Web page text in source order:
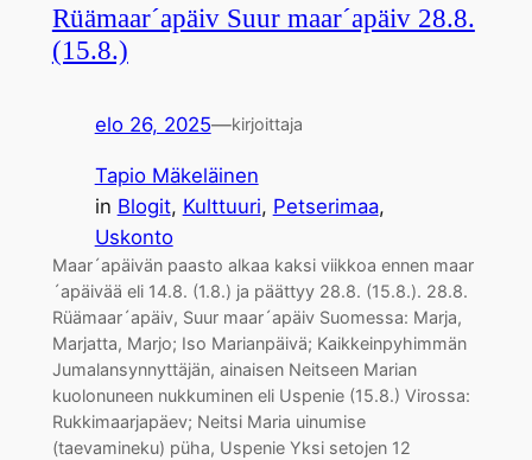
Rüämaar´apäiv Suur maar´apäiv 28.8.
(15.8.)
elo 26, 2025—kirjoittaja
Tapio Mäkeläinen
in Blogit, Kulttuuri, Petserimaa
Uskonto
Maar´apäivän paasto alkaa kaksi viikkoa ennen maar
´apäivää eli 14.8. (1.8.) ja päättyy 28.8. (15.8.). 28.8.
Rüämaar´apäiv, Suur maar´apäiv Suomessa: Marja,
Marjatta, Marjo; Iso Marianpäivä; Kaikkeinpyhimmän
Jumalansynnyttäjän, ainaisen Neitseen Marian
kuolonuneen nukkuminen eli Uspenie (15.8.) Virossa:
Rukkimaarjapäev; Neitsi Maria uinumise
(taevamineku) püha, Uspenie Yksi setojen 12